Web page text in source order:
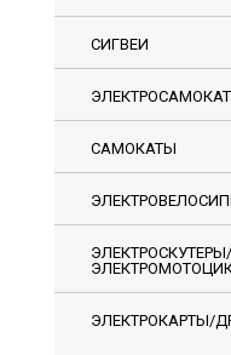
СИГВЕИ
САМОКАТЫ
ЭЛЕКТРОКАРТЫ/